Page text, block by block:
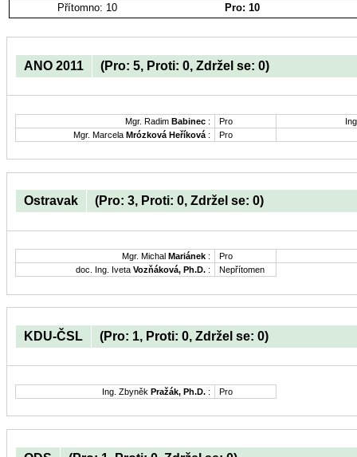
Přítomno: 10 Pro: 10
ANO 2011 (Pro: 5, Proti: 0, Zdržel se: 0)
Mgr. Radim Babinec : Pro
Mgr. Marcela Mrózková Heříková : Pro
Ostravak (Pro: 3, Proti: 0, Zdržel se: 0)
Mgr. Michal Mariánek :
Pro
doc. Ing. Iveta Vozňáková, Ph.D. : Nepřítomen
KDU-ČSL (Pro: 1, Proti: 0, Zdržel se: 0)
Ing. Zbyněk Pražák, Ph.D. : Pro